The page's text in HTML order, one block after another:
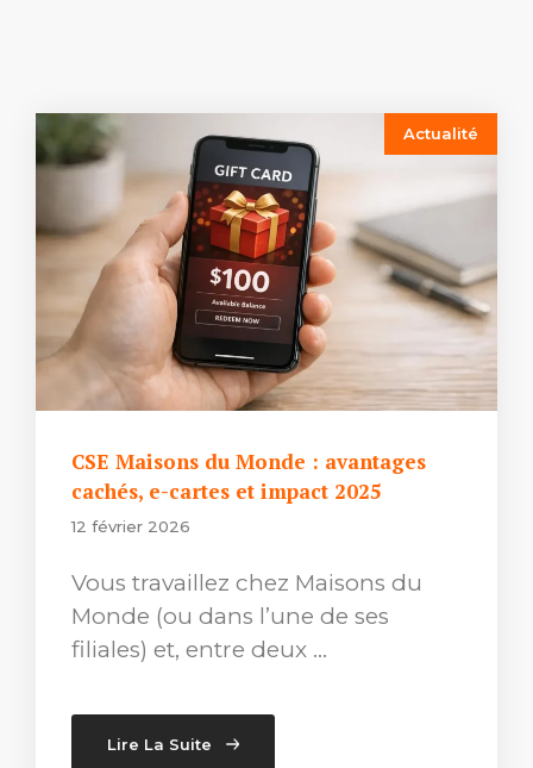
Actualité
CSE Maisons du Monde : avantages
cachés, e-cartes et impact 2025
12 février 2026
Vous travaillez chez Maisons du
Monde (ou dans l’une de ses
filiales) et, entre deux …
Lire La Suite